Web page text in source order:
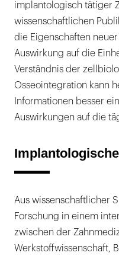
implantologisch tätiger
wissenschaftlichen
die Eigenschaften
Auswirkung auf die
Verständnis der
Osseointegration kann
Informationen besser
Auswirkungen auf die
Aus wissenschaftlicher
Forschung in einem
zwischen der
Werkstoffwissenschaft,